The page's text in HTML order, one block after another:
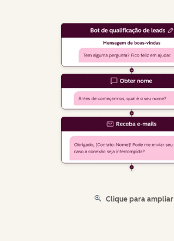
Clique para ampliar